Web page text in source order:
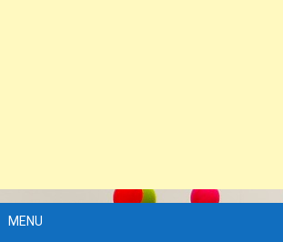
MENU